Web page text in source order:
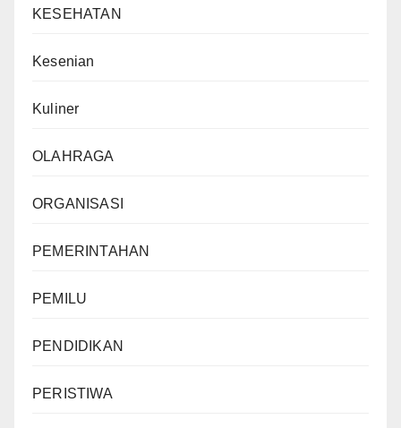
KESEHATAN
Kesenian
Kuliner
OLAHRAGA
ORGANISASI
PEMERINTAHAN
PEMILU
PENDIDIKAN
PERISTIWA